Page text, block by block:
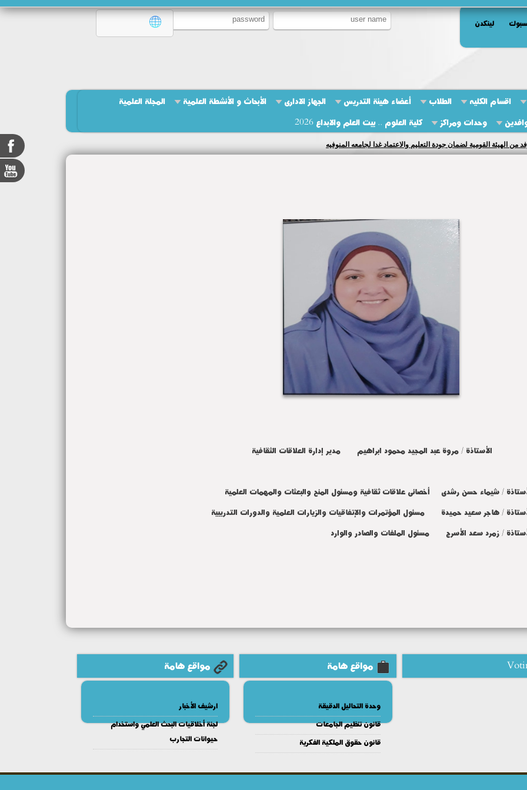
لينكدن
اقسام الكليه الطلاب أعضاء هيئة التدريس الجهاز الادارى الأبحاث و الأنشطة العلمية
المجلة العلمية
وحدات ومراكز كلية العلوم .. بيت العلم والابداع 2026
من الهيئة القومية لضمان جودة التعليم والاعتماد غدا لجامعه المنوفيه
الأستاذة / مروة عبد المجيد محمود ابراهيم مدير إدارة العلاقات الثقافية
/ شيماء حسن رشدى أخصائى علاقات ثقافية ومسئول المنح والبعثات والمهمات العلمية
/ هاجر سعيد حميدة مسئول المؤتمرات والإتفاقيات والزيارات العلمية والدورات التدريبية
/ زمرد سعد الأسرج مسئول الملفات والصادر والوارد
مواقع هامة
وحدة التحاليل الدقيقة
قانون تنظيم الجامعات
قانون حقوق الملكية الفكرية
مواقع هامة
ارشيف الأخبار
لجنة أخلاقيات البحث العلمي واستخدام
حيوانات التجارب